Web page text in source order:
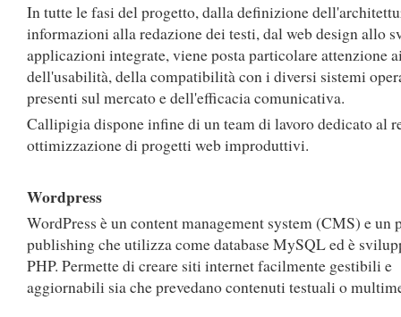
In tutte le fasi del progetto, dalla definizione
informazioni alla redazione dei testi, dal web design allo
applicazioni integrate, viene posta particolare attenzione
dell'usabilità, della compatibilità con i diversi sistemi
presenti sul mercato e dell'efficacia comunicativa.
Callipigia dispone infine di un team di lavoro dedicato al
ottimizzazione di progetti web improduttivi.
Wordpress
WordPress è un content management system (CMS) e un
publishing che utilizza come database MySQL ed è
PHP. Permette di creare siti internet facilmente gestibili e
aggiornabili sia che prevedano contenuti testuali o